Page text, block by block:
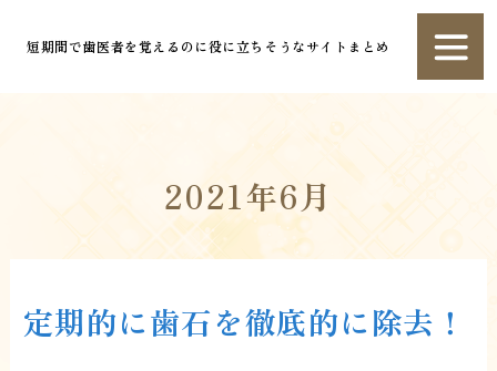
短期間で歯医者を覚えるのに役に立ちそうなサイトまとめ
2021年6月
定期的に歯石を徹底的に除去！